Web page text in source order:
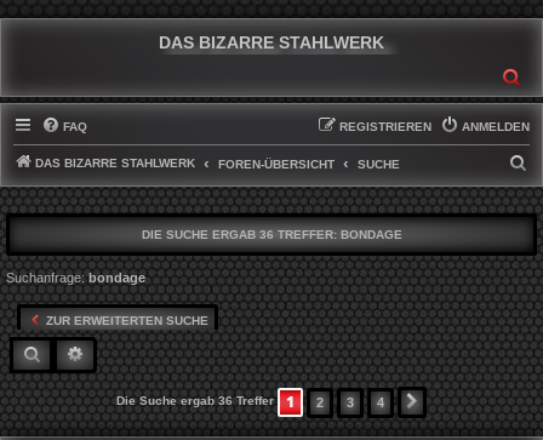
DAS BIZARRE STAHLWERK
FAQ ANMELDEN
REGISTRIEREN
DAS BIZARRE STAHLWERK FOREN-ÜBERSICHT SUCHE
U
C
H
E
DIE SUCHE ERGAB 36 TREFFER: BONDAGE
Suchanfrage:bondage
ZUR ERWEITERTEN SUCHE
SUCHE ERWEITERTE SUCHE
Die Suche ergab 36 Treffer 1 2 3 4 NÄCHSTE